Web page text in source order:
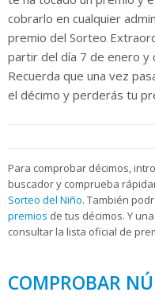
cobrarlo en cualquier
premio del Sorteo
partir del día 7 de enero y
Recuerda que una vez
el décimo y perderás tu
Para comprobar décimos,
buscador y comprueba
Sorteo del Niño. También
premios de tus décimos. Y
consultar la lista oficial de
COMPROBAR